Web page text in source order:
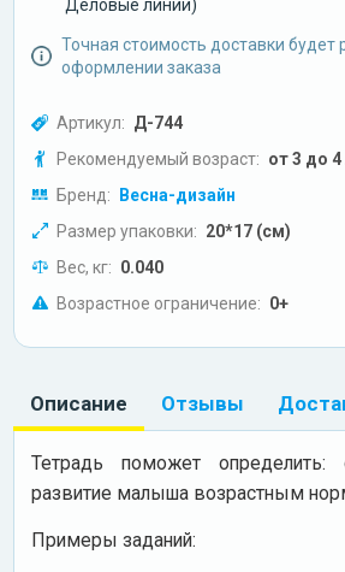
Деловые линии)
Точная стоимость доставки будет
оформлении заказа
Артикул: Д-744
Рекомендуемый возраст: от 3 до 4
Бренд: Весна-дизайн
Размер упаковки: 20*17 (см)
Вес, кг: 0.040
Возрастное ограничение: 0+
Описание Отзывы
Тетрадь поможет определить:
развитие малыша возрастным
Примеры заданий: